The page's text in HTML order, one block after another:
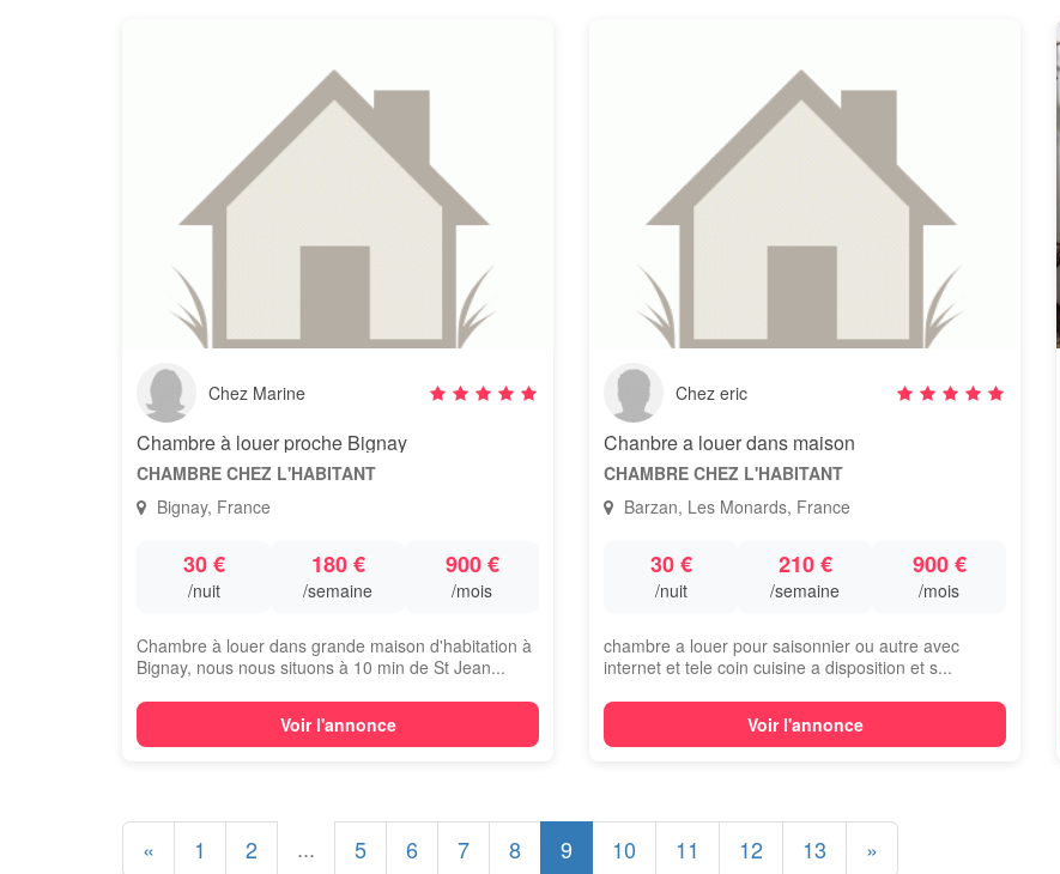
Chez Marine
Chambre à louer proche Bignay
CHAMBRE CHEZ L'HABITANT
Bignay, France
30 €
/nuit
180 €
/semaine
900 €
/mois
Chambre à louer dans grande maison d'habitation à
Bignay, nous nous situons à 10 min de St Jean...
Voir l'annonce
Chez eric
Chanbre a louer dans maison
CHAMBRE CHEZ L'HABITANT
Barzan, Les Monards, France
30 €
/nuit
210 €
/semaine
900 €
/mois
chambre a louer pour saisonnier ou autre avec
internet et tele coin cuisine a disposition et s...
Voir l'annonce
« 1 2 ... 5 6 7 8 9 10 11 12 13 »